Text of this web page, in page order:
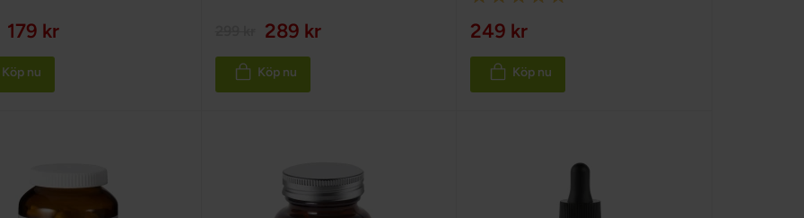
179 kr
Köp nu
289 kr
Köp nu
100%
249 kr
Köp nu